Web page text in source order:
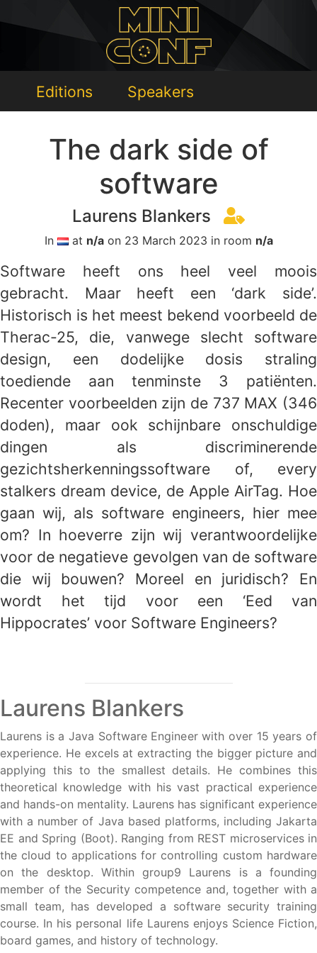
Editions Speakers
The dark side of
software
Laurens Blankers
In at n/aon 23 March 2023 in room n/a
Software heeft ons heel veel moois
gebracht. Maar heeft een ‘dark side’.
Historisch is het meest bekend voorbeeld de
Therac-25, die, vanwege slecht software
design, een dodelijke dosis straling
toediende aan tenminste 3 patiënten.
Recenter voorbeelden zijn de 737 MAX (346
doden), maar ook schijnbare onschuldige
dingen als discriminerende
gezichtsherkenningssoftware of, every
stalkers dream device, de Apple AirTag. Hoe
gaan wij, als software engineers, hier mee
om? In hoeverre zijn wij verantwoordelijke
voor de negatieve gevolgen van de software
die wij bouwen? Moreel en juridisch? En
wordt het tijd voor een ‘Eed van
Hippocrates’ voor Software Engineers?
Laurens Blankers
Laurens is a Java Software Engineer with over 15 years of
experience. He excels at extracting the bigger picture and
applying this to the smallest details. He combines this
theoretical knowledge with his vast practical experience
and hands-on mentality. Laurens has significant experience
with a number of Java based platforms, including Jakarta
EE and Spring (Boot). Ranging from REST microservices in
the cloud to applications for controlling custom hardware
on the desktop. Within group9 Laurens is a founding
member of the Security competence and, together with a
small team, has developed a software security training
course. In his personal life Laurens enjoys Science Fiction,
board games, and history of technology.